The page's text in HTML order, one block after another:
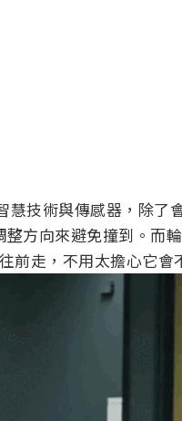
技術與傳感器，除了
方向來避免撞到。而
走，不用太擔心它會